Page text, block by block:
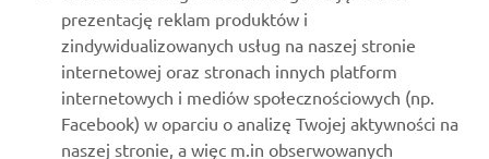
WIĘCEJ YAMAHA
WSPARCIE
prezentację reklam produktów i
zindywidualizowanych usług na naszej stronie
internetowej oraz stronach innych platform
internetowych i mediów społecznościowych (np.
Facebook) w oparciu o analizę Twojej aktywności na
naszej stronie, a więc m.in obserwowanych